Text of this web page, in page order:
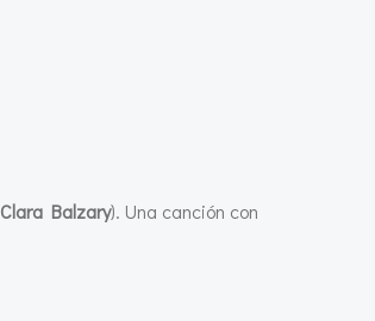
Clara Balzary). Una canción con